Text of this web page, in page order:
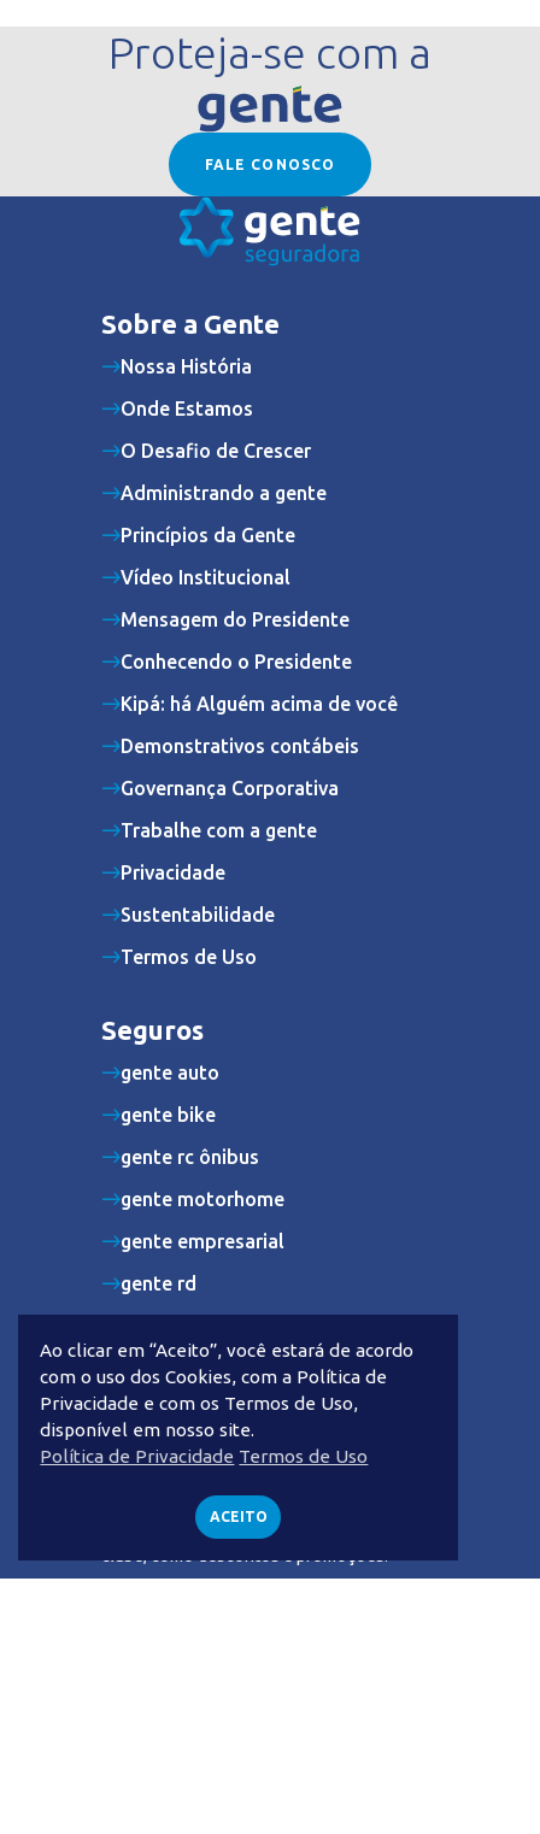
Proteja-se com a
FALE CONOSCO
Sobre a Gente
Nossa História
Onde Estamos
O Desafio de Crescer
Administrando a gente
Princípios da Gente
Vídeo Institucional
Mensagem do Presidente
Conhecendo o Presidente
Kipá: há Alguém acima de você
Demonstrativos contábeis
Governança Corporativa
Trabalhe com a gente
Privacidade
Sustentabilidade
Termos de Uso
Seguros
gente auto
gente bike
gente rc ônibus
gente motorhome
gente empresarial
gente rd
gente vida
Newsletter
Cadastre-se para receber a nossa
Newsletter e ter as vantagens do gente
Ao clicar em “Aceito”, você estará de acordo
com o uso dos Cookies, com a Política de
Privacidade e com os Termos de Uso,
disponível em nosso site.
Política de Privacidade Termos de Uso
ACEITO